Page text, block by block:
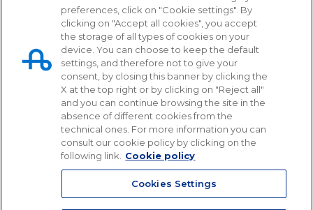
Tangenziale di Napoli S.p.A.
Via Cintia, svincolo Fuorigrotta
80126 - Napoli
081 72 54 111 (pbx)
info@tangenzialedinapoli.it
preferences, click on "Cookie settings". By
clicking on "Accept all cookies", you accept
the storage of all types of cookies on your
device. You can choose to keep the default
settings, and therefore not to give your
consent, by closing this banner by clicking the
X at the top right or by clicking on "Reject all"
and you can continue browsing the site in the
absence of different cookies from the
technical ones. For more information you can
consult our cookie policy by clicking on the
following link.
Cookie policy
Cookies Settings